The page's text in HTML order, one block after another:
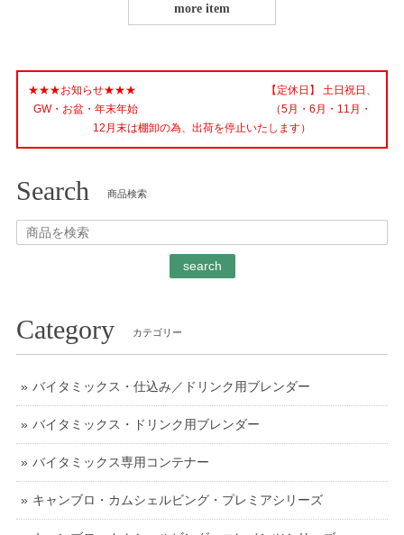
more item
★★★お知らせ★★★ 【定休日】 土日祝日、
GW・お盆・年末年始 （5月・6月・11月・
12月末は棚卸の為、出荷を停止いたします）
Search 商品検索
search
Category カテゴリー
バイタミックス・仕込み／ドリンク用ブレンダー
バイタミックス・ドリンク用ブレンダー
バイタミックス専用コンテナー
キャンブロ・カムシェルビング・プレミアシリーズ